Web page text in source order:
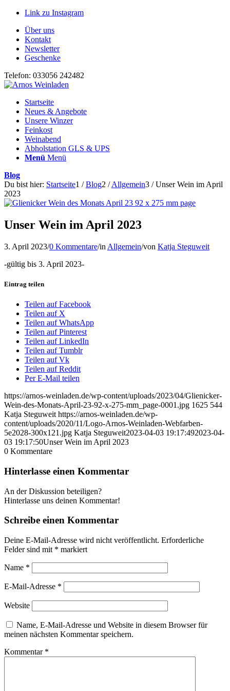
Link zu Instagram
Über uns
Kontakt
Newsletter
Geschenke
Telefon: 033056 242482
Startseite
Neues & Angebote
Unsere Winzer
Feinkost
Weinabend
Abholstation GLS & UPS
Menü Menü
Blog
Du bist hier: Startseite1 / Blog2 / Allgemein3 / Unser Wein im April
2023
Unser Wein im April 2023
3. April 2023/0 Kommentare/in Allgemein/von Katja Steguweit
-gültig bis 3. April 2023-
Eintrag teilen
Teilen auf Facebook
Teilen auf X
Teilen auf WhatsApp
Teilen auf Pinterest
Teilen auf LinkedIn
Teilen auf Tumblr
Teilen auf Vk
Teilen auf Reddit
Per E-Mail teilen
https://arnos-weinladen.de/wp-content/uploads/2023/04/Glienicker-
Wein-des-Monats-April-23-92-x-275-mm_page-0001.jpg 1625 544
Katja Steguweit https://arnos-weinladen.de/wp-
content/uploads/2020/11/Logo-Arnos-Weinladen-Webfarben-
5e2028-300x121.jpg Katja Steguweit2023-04-03 19:17:492023-04-
03 19:17:50Unser Wein im April 2023
0 Kommentare
Hinterlasse einen Kommentar
An der Diskussion beteiligen?
Hinterlasse uns deinen Kommentar!
Schreibe einen Kommentar
Deine E-Mail-Adresse wird nicht veröffentlicht. Erforderliche
Felder sind mit * markiert
Name *
E-Mail-Adresse *
Website
Name, E-Mail-Adresse und Website in diesem Browser für
meinen nächsten Kommentar speichern.
Kommentar *